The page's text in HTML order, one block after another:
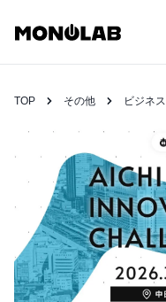
TOP その他 ビジネス